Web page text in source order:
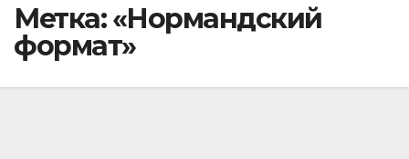
Метка:«Нормандский
формат»